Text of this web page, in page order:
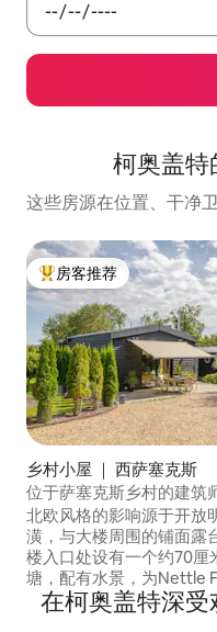
柯奥盖特
这些房源在位置、干净
热门「房客推荐」
房客推荐
乡村小屋 ｜ 西萨塞克斯
位于萨塞克斯乡村的建筑
换房
北欧风格的影响源于开放
潢，与大楼周围的铺面露
楼入口处设有一个约70厘
塘，配有水景，为Nettle
和放松的氛围。 房东Michael和Toby及其
狗Heidi住在距离50米的
在柯奥盖特深